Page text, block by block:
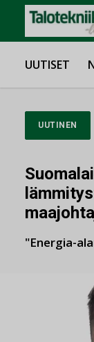
UUTISET
UUTINEN
"Energia-